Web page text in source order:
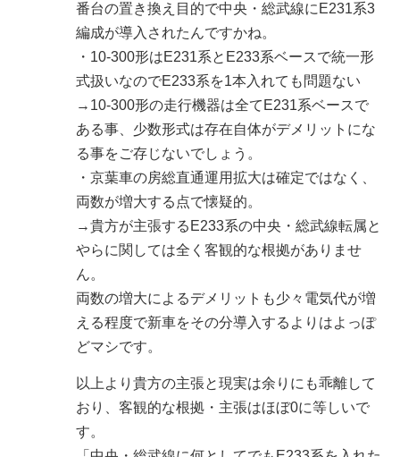
番台の置き換え目的で中央・総武線にE231系3
編成が導入されたんですかね。
・10-300形はE231系とE233系ベースで統一形
式扱いなのでE233系を1本入れても問題ない
→10-300形の走行機器は全てE231系ベースで
ある事、少数形式は存在自体がデメリットにな
る事をご存じないでしょう。
・京葉車の房総直通運用拡大は確定ではなく、
両数が増大する点で懐疑的。
→貴方が主張するE233系の中央・総武線転属と
やらに関しては全く客観的な根拠がありませ
ん。
両数の増大によるデメリットも少々電気代が増
える程度で新車をその分導入するよりはよっぽ
どマシです。
以上より貴方の主張と現実は余りにも乖離して
おり、客観的な根拠・主張はほぼ0に等しいで
す。